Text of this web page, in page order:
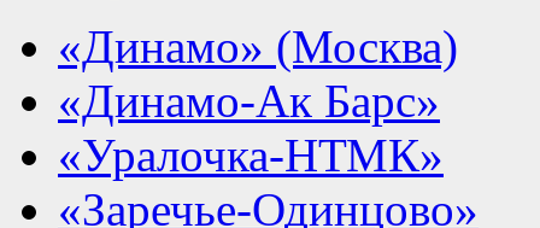
«Динамо» (Москва)
«Динамо-Ак Барс»
«Уралочка-НТМК»
«Заречье-Одинцово»